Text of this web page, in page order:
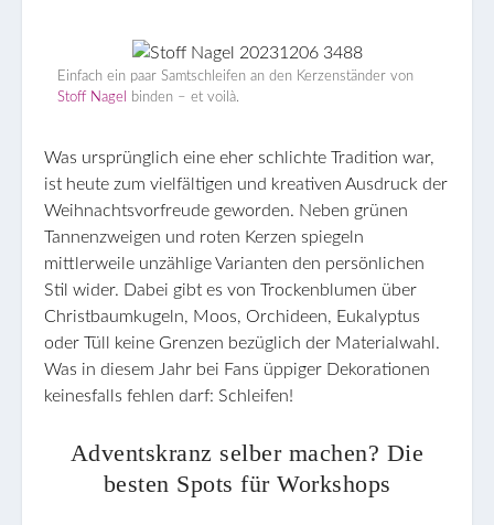
Einfach ein paar Samtschleifen an den Kerzenständer von
Stoff Nagel
binden – et voilà.
Was ursprünglich eine eher schlichte Tradition war,
ist heute zum vielfältigen und kreativen Ausdruck der
Weihnachtsvorfreude geworden. Neben grünen
Tannenzweigen und roten Kerzen spiegeln
mittlerweile unzählige Varianten den persönlichen
Stil wider. Dabei gibt es von Trockenblumen über
Christbaumkugeln, Moos, Orchideen, Eukalyptus
oder Tüll keine Grenzen bezüglich der Materialwahl.
Was in diesem Jahr bei Fans üppiger Dekorationen
keinesfalls fehlen darf: Schleifen!
Adventskranz selber machen? Die
besten Spots für Workshops